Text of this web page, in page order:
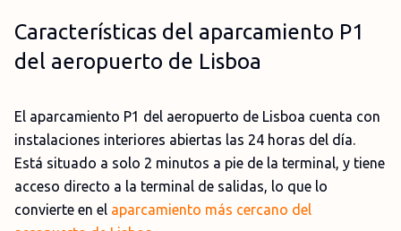
Características del aparcamiento P1
del aeropuerto de Lisboa
El aparcamiento P1 del aeropuerto de Lisboa cuenta con
instalaciones interiores abiertas las 24 horas del día.
Está situado a solo 2 minutos a pie de la terminal, y tiene
acceso directo a la terminal de salidas, lo que lo
convierte en el aparcamiento más cercano del